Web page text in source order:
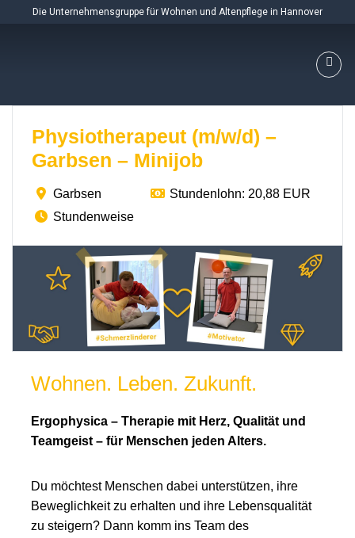
Die Unternehmensgruppe für Wohnen und Altenpflege in Hannover
Physiotherapeut (m/w/d) –
Garbsen – Minijob
Garbsen
Stundenweise
Stundenlohn: 20,88 EUR
Wohnen. Leben. Zukunft.
Ergophysica – Therapie mit Herz, Qualität und
Teamgeist – für Menschen jeden Alters.
Du möchtest Menschen dabei unterstützen, ihre
Beweglichkeit zu erhalten und ihre Lebensqualität
zu steigern? Dann komm ins Team des